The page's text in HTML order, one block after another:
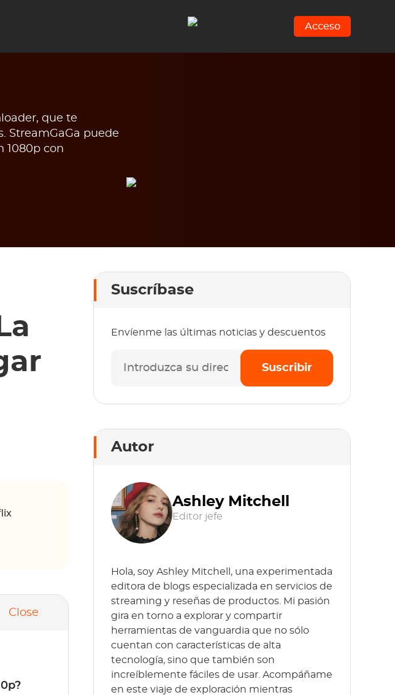
Acceso
que te
StreamGaGa puede
1080p con
Close
Suscríbase
Envíenme las últimas noticias y descuentos
Suscribir
Autor
Ashley Mitchell
Editor jefe
Hola, soy Ashley Mitchell, una experimentada
editora de blogs especializada en servicios de
streaming y reseñas de productos. Mi pasión
gira en torno a explorar y compartir
herramientas de vanguardia que no sólo
cuentan con características de alta
tecnología, sino que también son
increíblemente fáciles de usar. Acompáñame
en este viaje de exploración mientras